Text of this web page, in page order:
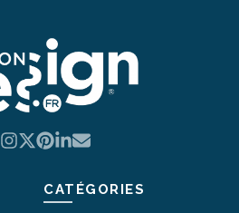
Facebook
Instagram
X Pinterest
LinkedIn
Email
CATÉGORIES